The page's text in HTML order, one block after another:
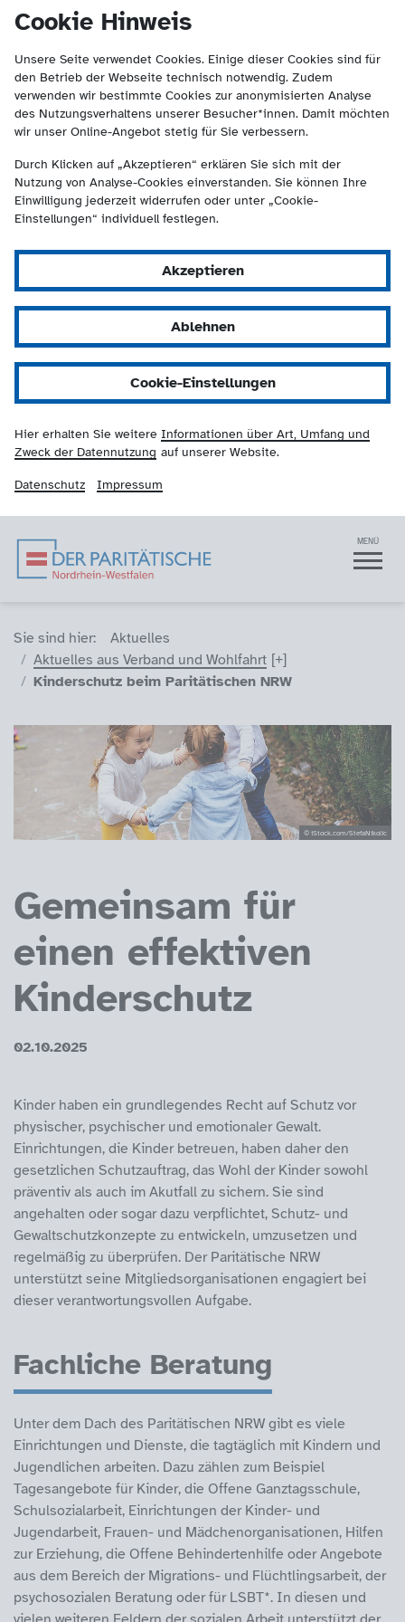
Cookie Hinweis
Unsere Seite verwendet Cookies. Einige dieser Cookies sind für
den Betrieb der Webseite technisch notwendig. Zudem
verwenden wir bestimmte Cookies zur anonymisierten Analyse
des Nutzungsverhaltens unserer Besucher*innen. Damit möchten
wir unser Online-Angebot stetig für Sie verbessern.
Durch Klicken auf „Akzeptieren“ erklären Sie sich mit der
Nutzung von Analyse-Cookies einverstanden. Sie können Ihre
Einwilligung jederzeit widerrufen oder unter „Cookie-
Einstellungen“ individuell festlegen.
Akzeptieren
Ablehnen
Cookie-Einstellungen
Hier erhalten Sie weitere Informationen über Art, Umfang und
Zweck der Datennutzung auf unserer Website.
Datenschutz Impressum
Der Paritätische NRW
springen
(Kontakt und Suche) springen.
Navigation MENÜ
Sie sind hier (Breadcrumb)
Sie sind hier:
Aktuelles
Aktuelles aus Verband und Wohlfahrt
Kinderschutz beim Paritätischen NRW
© iStock.com/StefaNikolic
Gemeinsam für
einen effektiven
Kinderschutz
02.10.2025
Kinder haben ein grundlegendes Recht auf Schutz vor
physischer, psychischer und emotionaler Gewalt.
Einrichtungen, die Kinder betreuen, haben daher den
gesetzlichen Schutzauftrag, das Wohl der Kinder sowohl
präventiv als auch im Akutfall zu sichern. Sie sind
angehalten oder sogar dazu verpflichtet, Schutz- und
Gewaltschutzkonzepte zu entwickeln, umzusetzen und
regelmäßig zu überprüfen. Der Paritätische NRW
unterstützt seine Mitgliedsorganisationen engagiert bei
dieser verantwortungsvollen Aufgabe.
Fachliche Beratung
Unter dem Dach des Paritätischen NRW gibt es viele
Einrichtungen und Dienste, die tagtäglich mit Kindern und
Jugendlichen arbeiten. Dazu zählen zum Beispiel
Tagesangebote für Kinder, die Offene Ganztagsschule,
Schulsozialarbeit, Einrichtungen der Kinder- und
Jugendarbeit, Frauen- und Mädchenorganisationen, Hilfen
zur Erziehung, die Offene Behindertenhilfe oder Angebote
aus dem Bereich der Migrations- und Flüchtlingsarbeit, der
psychosozialen Beratung oder für LSBT*. In diesen und